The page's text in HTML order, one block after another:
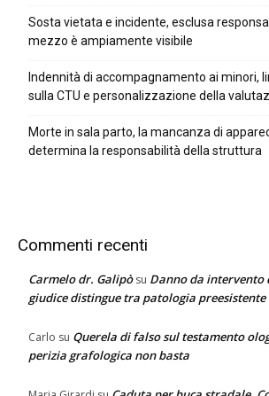
Sosta vietata e incidente, esclusa
mezzo è ampiamente visibile
Indennità di accompagnamento ai minori,
sulla CTU e personalizzazione della
Morte in sala parto, la mancanza di
determina la responsabilità della struttura
Commenti recenti
Carmelo dr. Galipòsu Danno da intervento
giudice distingue tra patologia preesistente
Carlo su Querela di falso sul testamento
perizia grafologica non basta